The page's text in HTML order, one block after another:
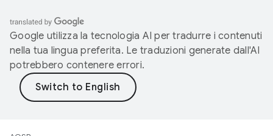
Google utilizza la tecnologia AI per tradurre i contenuti
nella tua lingua preferita. Le traduzioni generate dall'AI
potrebbero contenere errori.